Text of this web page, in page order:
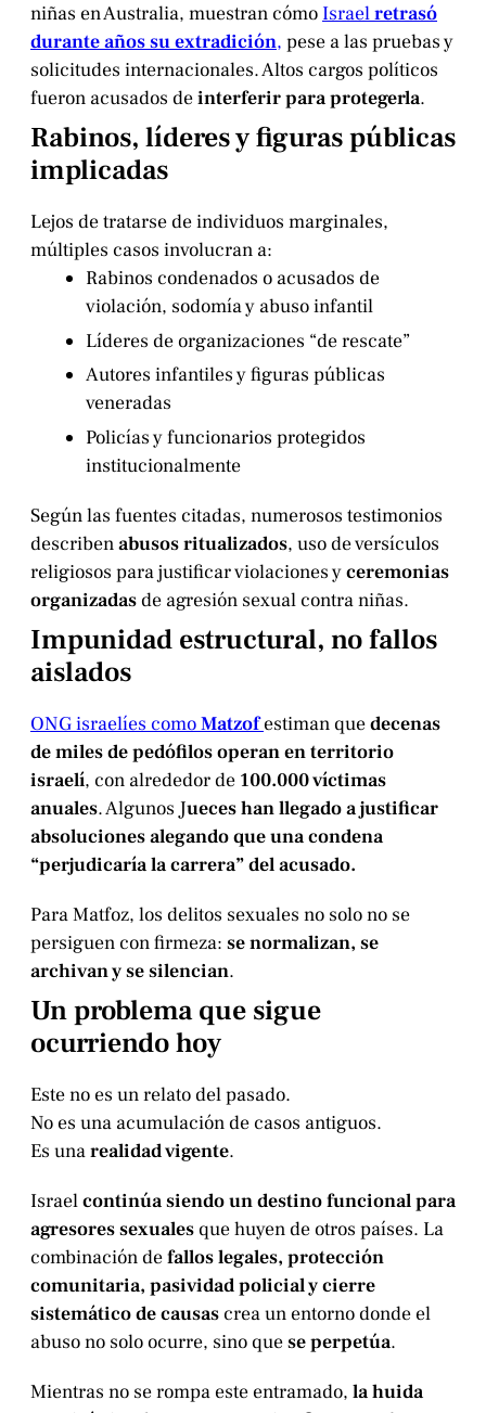
niñas en Australia, muestran cómo Israelretrasó
durante años su extradición, pese a las pruebas y
solicitudes internacionales. Altos cargos políticos
fueron acusados deinterferir para protegerla.
Rabinos, líderes y figuras públicas
implicadas
Lejos de tratarse de individuos marginales,
múltiples casos involucran a:
Rabinos condenados o acusados de
violación, sodomía y abuso infantil
Líderes de organizaciones “de rescate”
Autores infantiles y figuras públicas
veneradas
Policías y funcionarios protegidos
institucionalmente
Según las fuentes citadas, numerosos testimonios
describenabusos ritualizados, uso de versículos
religiosos para justificar violaciones yceremonias
organizadasde agresión sexual contra niñas.
Impunidad estructural, no fallos
aislados
ONG israelíes comoMatzof estiman quedecenas
de miles de pedófilos operan en territorio
israelí, con alrededor de 100.000 víctimas
anuales. Algunos Jueces han llegado a justificar
absoluciones alegando que una condena
“perjudicaría la carrera” del acusado.
Para Matfoz, los delitos sexuales no solo no se
persiguen con firmeza: se normalizan, se
archivan y se silencian.
Un problema que sigue
ocurriendo hoy
Este no es un relato del pasado.
No es una acumulación de casos antiguos.
Es unarealidad vigente.
Israelcontinúa siendo un destino funcional para
agresores sexualesque huyen de otros países. La
combinación defallos legales, protección
comunitaria, pasividad policial y cierre
sistemático de causas crea un entorno donde el
abuso no solo ocurre, sino quese perpetúa.
Mientras no se rompa este entramado, la huida